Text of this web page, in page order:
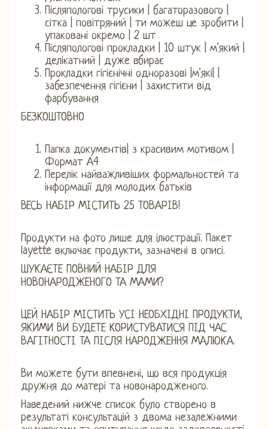
Післяпологові трусики | багаторазового |
сітка | повітряний | ти можеш це зробити |
упаковані окремо | 2 шт
Післяпологові прокладки | 10 штук | м'який |
делікатний | дуже вбирає
Прокладки гігієнічні одноразові |м'які| |
забезпечення гігієни | захистити від
фарбування
БЕЗКОШТОВНО
Папка документів| з красивим мотивом |
Формат А4
Перелік найважливіших формальностей та
інформації для молодих батьків
ВЕСЬ НАБІР МІСТИТЬ 25 ТОВАРІВ!
Продукти на фото лише для ілюстрації. Пакет
layette включає продукти, зазначені в описі.
ШУКАЄТЕ ПОВНИЙ НАБІР ДЛЯ
НОВОНАРОДЖЕНОГО ТА МАМИ?
ЦЕЙ НАБІР МІСТИТЬ УСІ НЕОБХІДНІ ПРОДУКТИ,
ЯКИМИ ВИ БУДЕТЕ КОРИСТУВАТИСЯ ПІД ЧАС
ВАГІТНОСТІ ТА ПІСЛЯ НАРОДЖЕННЯ МАЛЮКА.
Ви можете бути впевнені, що вся продукція
дружня до матері та новонародженого.
Наведений нижче список було створено в
результаті консультацій з двома незалежними